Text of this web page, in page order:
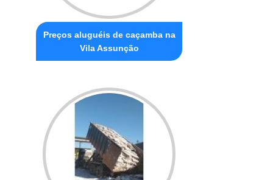
Preços aluguéis de caçamba na
Vila Assunção